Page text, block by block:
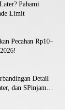
Pahami
Limit
Pecahan Rp10–
Detail
dan SPinjam